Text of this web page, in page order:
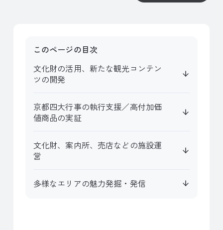
このページの目次
文化財の活用、新たな観光コンテン
ツの開発
京都四大行事の執行支援／高付加価
値商品の実証
文化財、案内所、売店などの施設運
営
多様なエリアの魅力発掘・発信